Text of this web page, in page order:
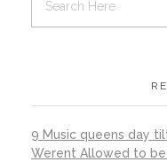
9 Music queens day
Werent Allowed to be